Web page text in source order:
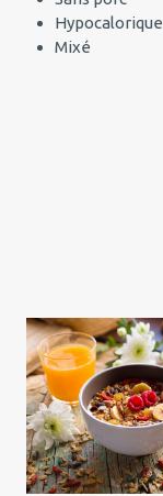
Hypocalorique
Mixé